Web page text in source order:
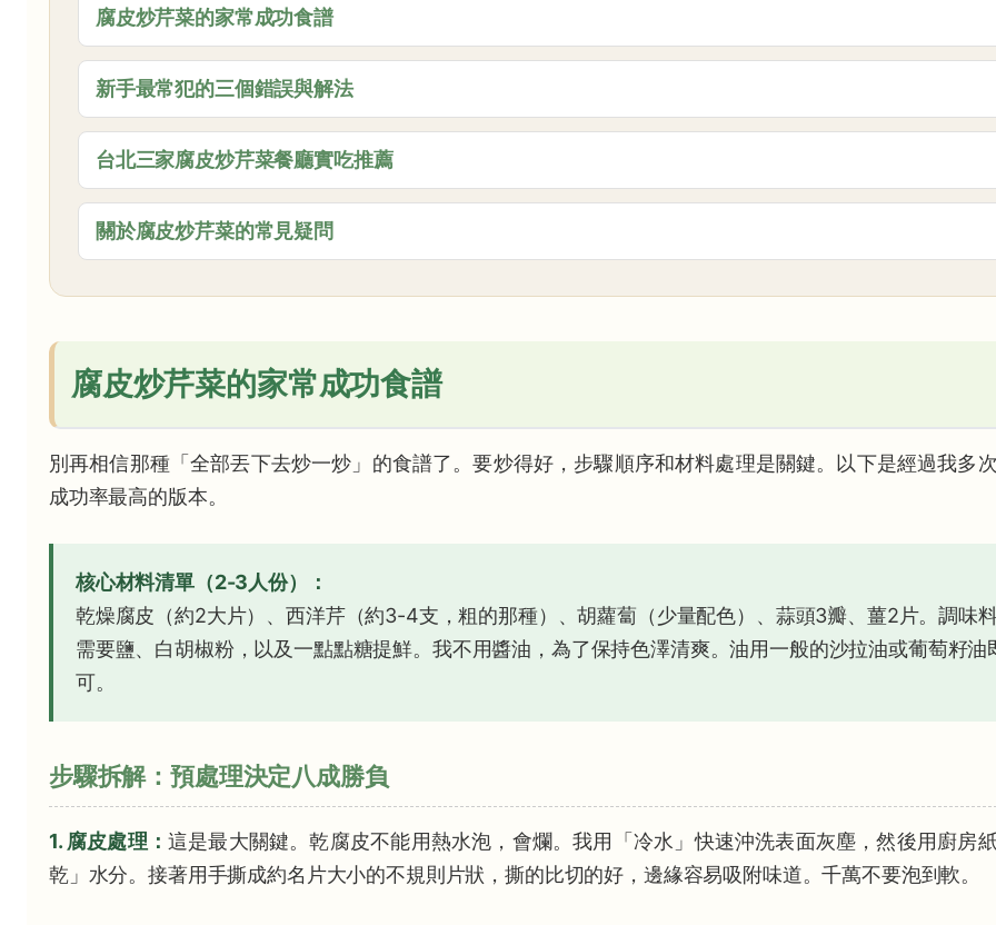
腐皮炒芹菜的家常成功食譜
新手最常犯的三個錯誤與解法
台北三家腐皮炒芹菜餐廳實吃推薦
關於腐皮炒芹菜的常見疑問
腐皮炒芹菜的家常成功食譜
別再相信那種「全部丟下去炒一炒」的食譜了。要炒得好，步驟順序和材料處理是關鍵。以下是經過我多
成功率最高的版本。
核心材料清單（2-3人份）：
乾燥腐皮（約2大片）、西洋芹（約3-4支，粗的那種）、胡蘿蔔（少量配色）、蒜頭3瓣、薑2片。調味
需要鹽、白胡椒粉，以及一點點糖提鮮。我不用醬油，為了保持色澤清爽。油用一般的沙拉油或葡萄籽油
可。
步驟拆解：預處理決定八成勝負
1. 腐皮處理： 這是最大關鍵。乾腐皮不能用熱水泡，會爛。我用「冷水」快速沖洗表面灰塵，然後用廚房
乾」水分。接著用手撕成約名片大小的不規則片狀，撕的比切的好，邊緣容易吸附味道。千萬不要泡到軟。